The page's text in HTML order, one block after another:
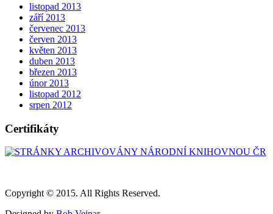
listopad 2013
září 2013
červenec 2013
červen 2013
květen 2013
duben 2013
březen 2013
únor 2013
listopad 2012
srpen 2012
Certifikáty
Copyright © 2015. All Rights Reserved.